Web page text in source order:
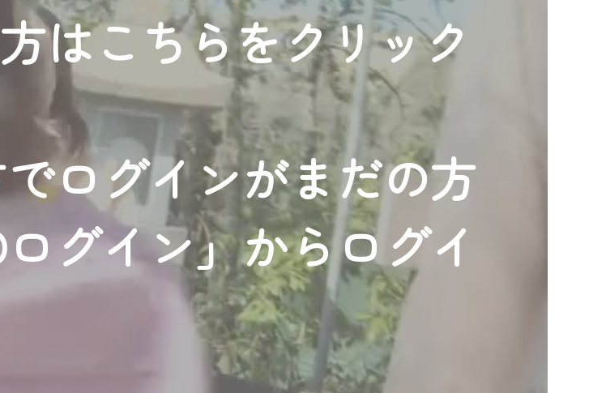
はこちらをクリック
ログインがまだの方
グイン」からログイ
ンツが一目瞭然。
も・外出先でも！
ため、
ンツを除き、
のログインが必要となります。
す。
スをご利用頂くためのIDです。
す。
能です）